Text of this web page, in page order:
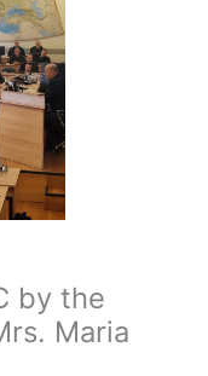
by the
Maria